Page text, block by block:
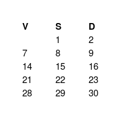
V S D
1
2
7 8
9
14 15
16
21 22
23
28 29
30